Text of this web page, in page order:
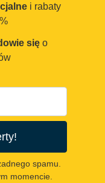
i rabaty
się o
spamu.
momencie.